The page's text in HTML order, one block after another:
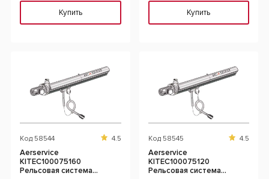
Купить Купить
Код 58544 4.5
Aerservice
KITEC100075160
Рельсовая система
Код 58545 4.5
Aerservice
KITEC100075120
Рельсовая система